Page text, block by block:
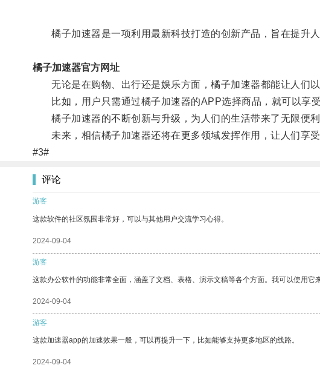
橘子加速器是一项利用最新科技打造的创新产品，旨在提升人
橘子加速器官方网址
无论是在购物、出行还是娱乐方面，橘子加速器都能让人们以
比如，用户只需通过橘子加速器的APP选择商品，就可以享受
橘子加速器的不断创新与升级，为人们的生活带来了无限便利
未来，相信橘子加速器还将在更多领域发挥作用，让人们享受
#3#
评论
游客
这款软件的社区氛围非常好，可以与其他用户交流学习心得。
2024-09-04
游客
这款办公软件的功能非常全面，涵盖了文档、表格、演示文稿等各个方面。我可以使用它
2024-09-04
游客
这款加速器app的加速效果一般，可以再提升一下，比如能够支持更多地区的线路。
2024-09-04